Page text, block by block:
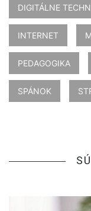
DIGITÁLNE
INTERNET
PEDAGOGIKA
SPÁNOK